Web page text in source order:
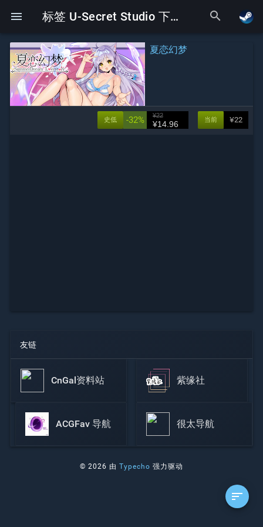
menu 标签 U-Secret Studio 下的Galgame search
夏恋幻梦
¥22
当前
-32% ¥22
¥14.96
史低
友链
CnGal资料站 紫缘社
ACGFav 导航 很太导航
© 2026 由Typecho 强力驱动
sort